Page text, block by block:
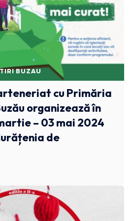
BUZAU
cu Primăria
organizează în
– 03 mai 2024
de